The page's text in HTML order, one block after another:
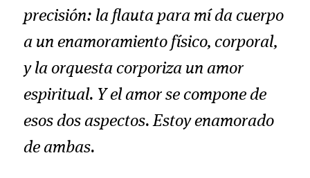
precisión: la flauta para mí da cuerpo
a un enamoramiento físico, corporal,
y la orquesta corporiza un amor
espiritual. Y el amor se compone de
esos dos aspectos. Estoy enamorado
de ambas.